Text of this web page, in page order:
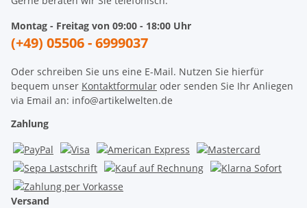
Montag - Freitag von 09:00 - 18:00 Uhr
(+49) 05506 - 6999037
Oder schreiben Sie uns eine E-Mail. Nutzen Sie hierfür
bequem unser Kontaktformular oder senden Sie Ihr Anliegen
via Email an: info@artikelwelten.de
Zahlung
Versand